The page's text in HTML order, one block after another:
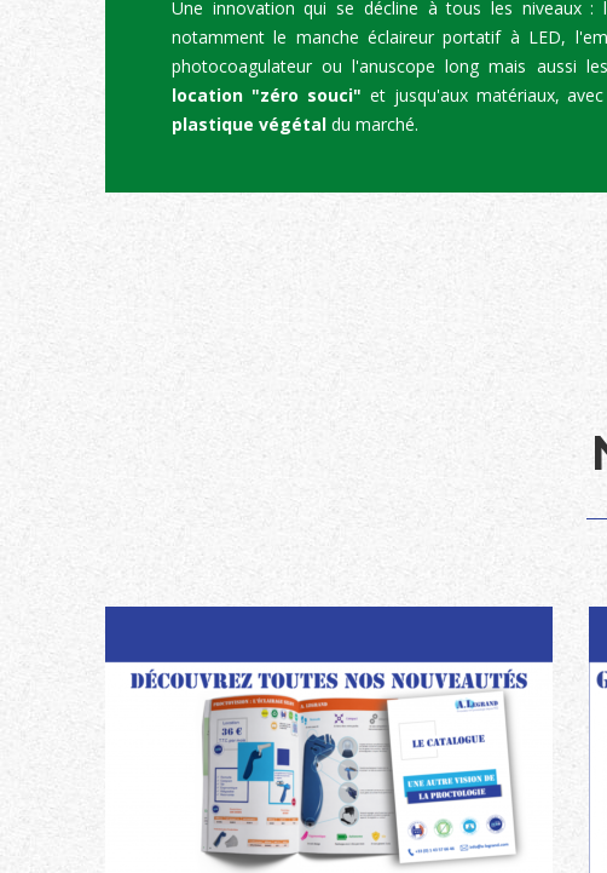
Une innovation qui se décline à tous les niveaux :
notamment le manche éclaireur portatif à LED,
photocoagulateur ou l'anuscope long mais aussi
location "zéro souci" et jusqu'aux matériaux, avec
plastique végétal du marché.